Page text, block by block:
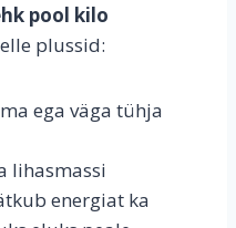
pool kilo
plussid:
ega väga tühja
lihasmassi
energiat ka